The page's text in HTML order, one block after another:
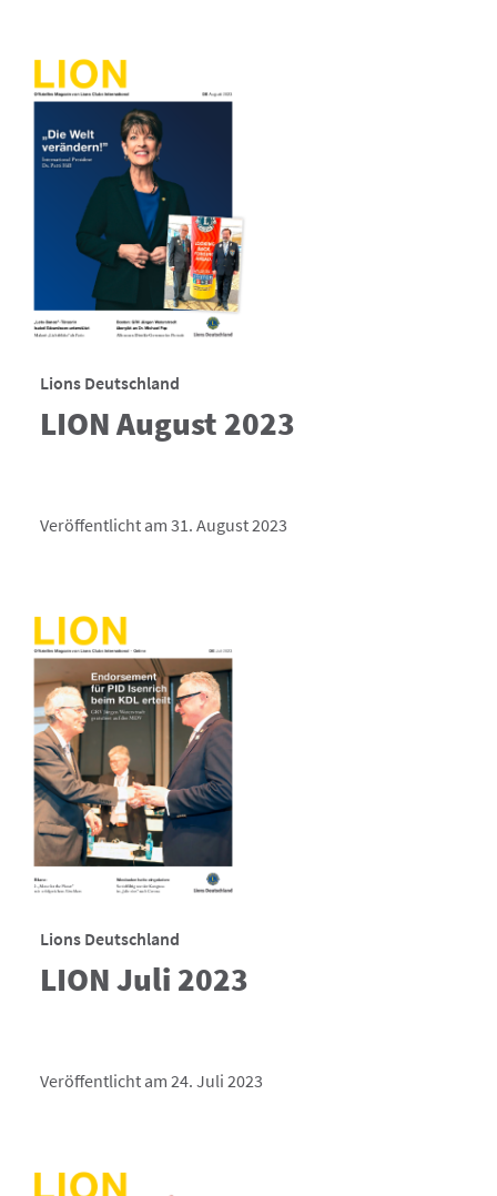
Lions Deutschland
LION August 2023
Veröffentlicht am 31. August 2023
Lions Deutschland
LION Juli 2023
Veröffentlicht am 24. Juli 2023